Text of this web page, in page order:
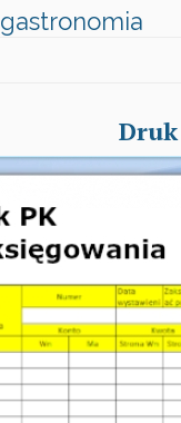
gastronomia
Druk